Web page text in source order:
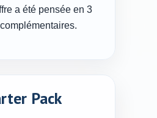
a été pensée en 3
Pack